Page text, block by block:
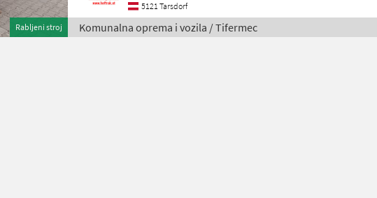
Rabljeni stroj
5121 Tarsdorf
Komunalna oprema i vozila / Tifermec